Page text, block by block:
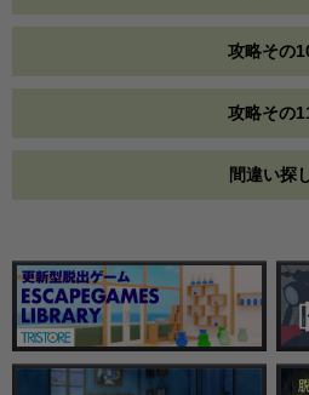
攻略その
攻略その
間違い探